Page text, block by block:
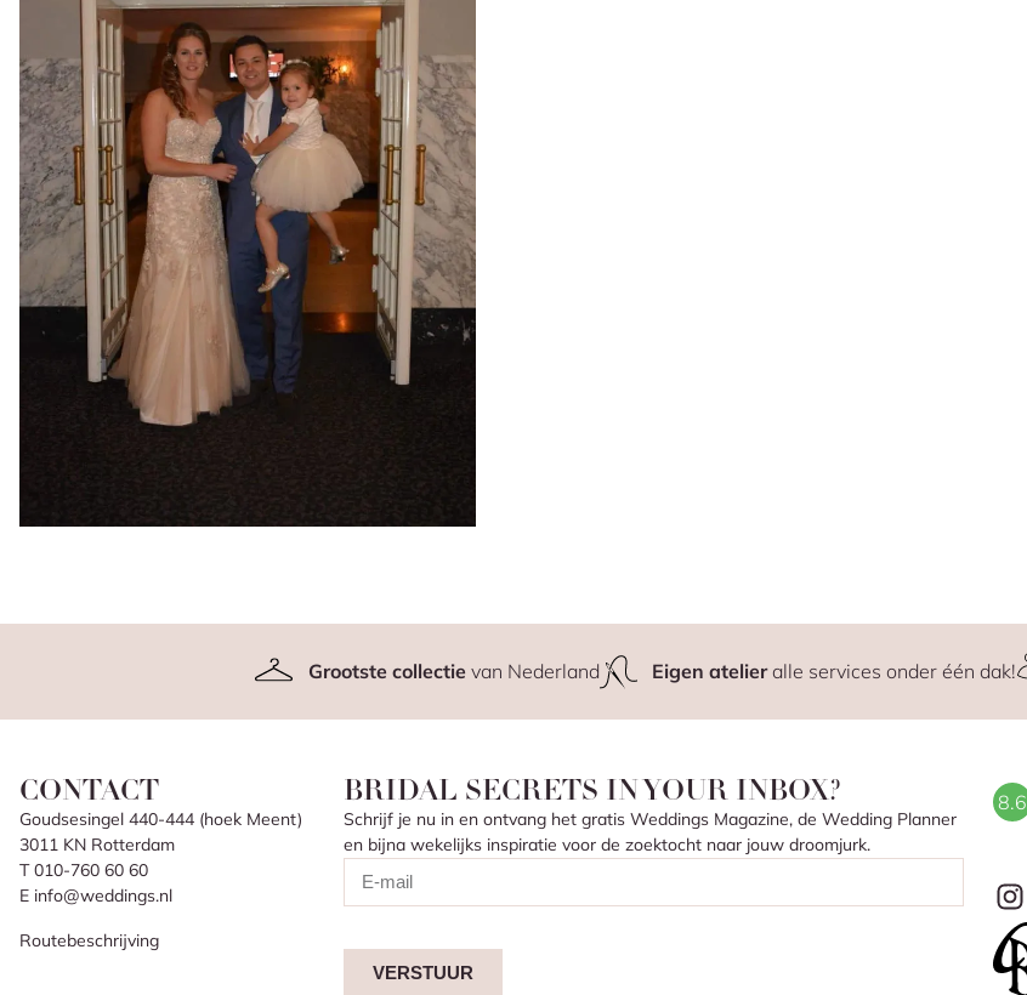
Grootste collectievan Nederland Eigen atelieralle services onder één dak!
CONTACT
Goudsesingel 440-444 (hoek Meent)
3011 KN Rotterdam
T 010-760 60 60
E info@weddings.nl
Routebeschrijving
BRIDAL SECRETS IN YOUR INBOX?
Schrijf je nu in en ontvang het gratis Weddings Magazine, de Wedding Planner
en bijna wekelijks inspiratie voor de zoektocht naar jouw droomjurk.
VERSTUUR
8.6